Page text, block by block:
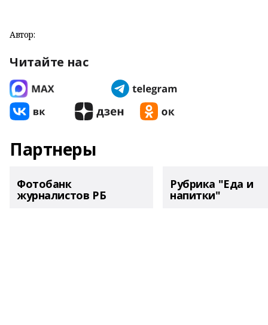
Автор:
Читайте нас
Партнеры
Фотобанк
журналистов РБ
Рубрика "Еда и
напитки"